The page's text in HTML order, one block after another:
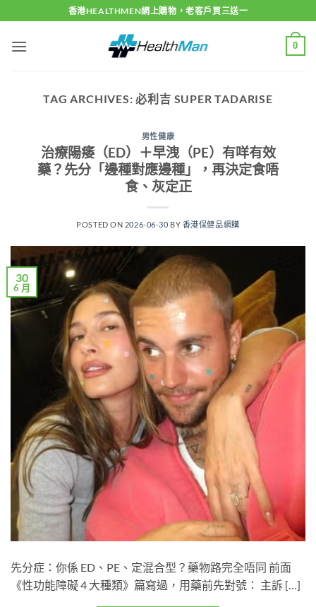
to
content
香港HEALTHMEN網上購物，老客戶買三送一
0
TAG ARCHIVES:必利吉 SUPER TADARISE
男性健康
治療陽痿（ED）＋早洩（PE）有咩有效
藥？先分「邊種對應邊種」，再決定食唔
食、灰定正
POSTED ON 2026-06-30 BY 香港保健品網購
30
6 月
先分症：你係 ED、PE、定混合型？藥物路完全唔同 前面
《性功能障礙 4 大種類》篇寫過，用藥前先對號： 主訴 […]